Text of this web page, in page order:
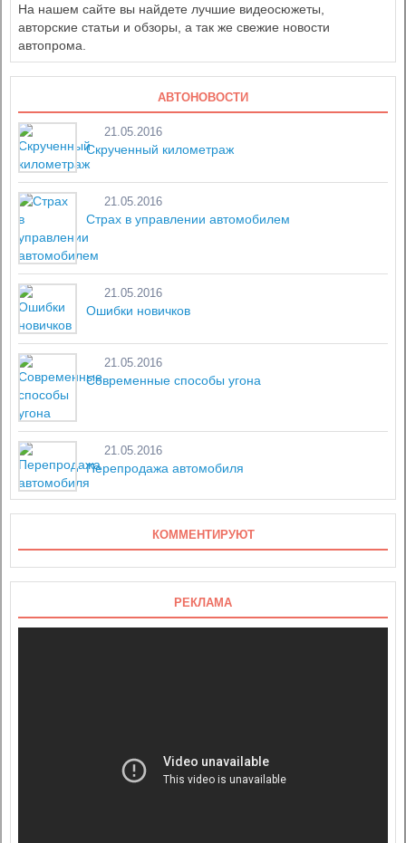
На нашем сайте вы найдете лучшие видеосюжеты,
авторские статьи и обзоры, а так же свежие новости
автопрома.
АВТОНОВОСТИ
21.05.2016
Скрученный километраж
21.05.2016
Страх в управлении автомобилем
21.05.2016
Ошибки новичков
21.05.2016
Современные способы угона
21.05.2016
Перепродажа автомобиля
КОММЕНТИРУЮТ
РЕКЛАМА